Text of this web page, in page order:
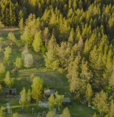
A
V
I
G
A
T
I
O
N